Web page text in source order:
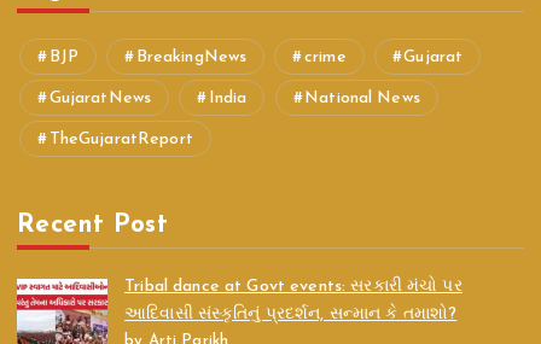
BJP BreakingNews crime Gujarat
GujaratNews India National News
TheGujaratReport
Recent Post
Tribal dance at Govt events: સરકારી મંચો પર
આદિવાસી સંસ્કૃતિનું પ્રદર્શન, સન્માન કે તમાશો?
by Arti Parikh